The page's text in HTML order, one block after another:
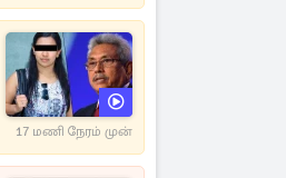
17 மணி நேரம் முன்